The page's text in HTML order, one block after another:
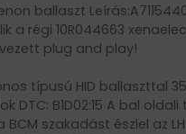
ballaszt
a régi 10R044663
plug and play!
típusú HID ballaszttal
DTC: B1D02:15 A bal
szakadást észlel az